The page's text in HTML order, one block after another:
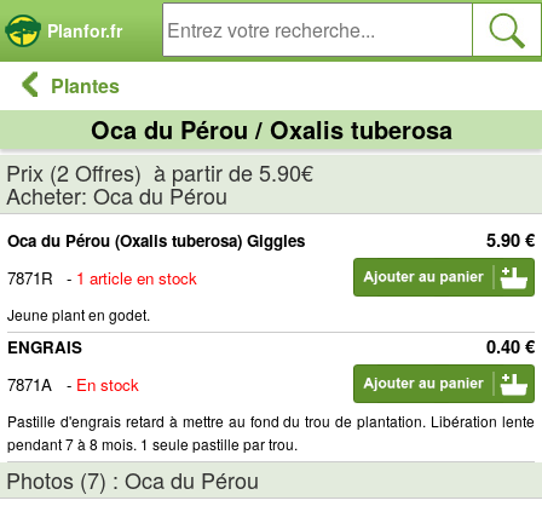
Planfor.fr
Plantes
Oca du Pérou / Oxalis tuberosa
Prix (2 Offres) à partir de 5.90€
Acheter: Oca du Pérou
5.90 €
Oca du Pérou (Oxalis tuberosa) Giggles
7871R
- 1 article en stock
Jeune plant en godet.
0.40 €
ENGRAIS
7871A
- En stock
Pastille d'engrais retard à mettre au fond du trou de plantation. Libération lente
pendant 7 à 8 mois. 1 seule pastille par trou.
Photos (7) : Oca du Pérou
Panneau de gestion des cookies